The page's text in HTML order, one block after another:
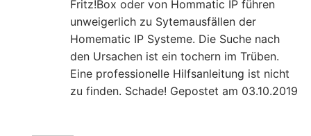
Fritz!Box oder von Hommatic IP führen
unweigerlich zu Sytemausfällen der
Homematic IP Systeme. Die Suche nach
den Ursachen ist ein tochern im Trüben.
Eine professionelle Hilfsanleitung ist nicht
zu finden. Schade! Gepostet am 03.10.2019